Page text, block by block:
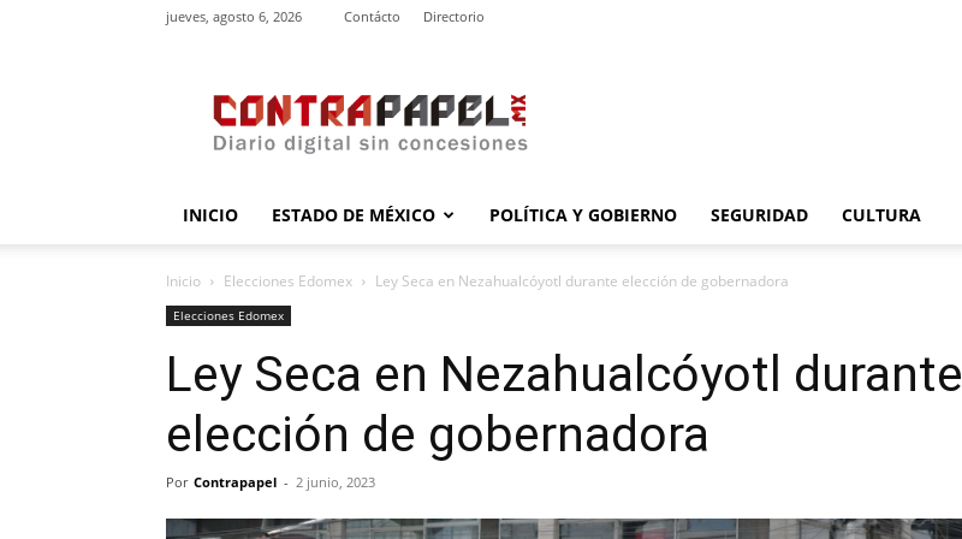
jueves, agosto 6, 2026 Contácto Directorio
INICIO ESTADO DE MÉXICO POLÍTICA Y GOBIERNO SEGURIDAD CULTURA
Inicio Elecciones Edomex Ley Seca en Nezahualcóyotl durante elección de gobernadora
Elecciones Edomex
Ley Seca en Nezahualcóyotl durante
elección de gobernadora
Por Contrapapel - 2 junio, 2023